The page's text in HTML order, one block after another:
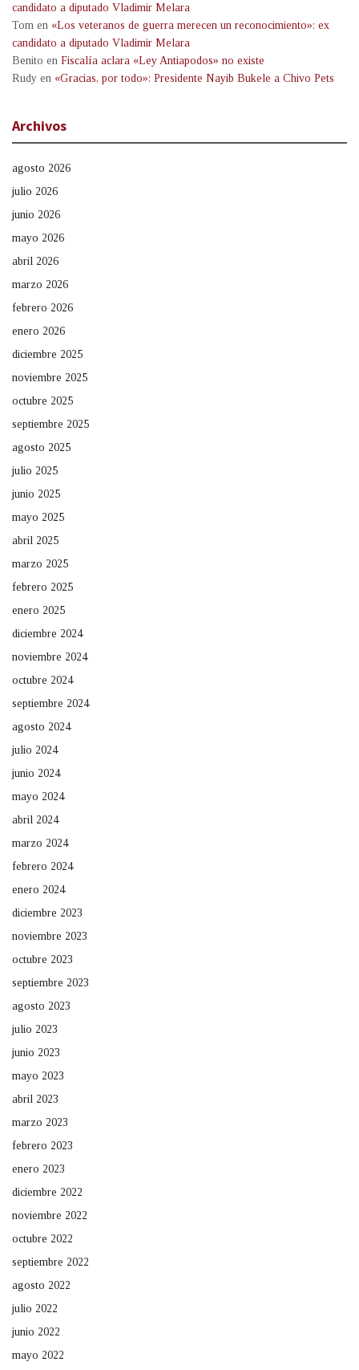
candidato a diputado Vladimir Melara
Tom en «Los veteranos de guerra merecen un reconocimiento»: ex
candidato a diputado Vladimir Melara
Benito en Fiscalía aclara «Ley Antiapodos» no existe
Rudy en «Gracias, por todo»: Presidente Nayib Bukele a Chivo Pets
Archivos
agosto 2026
julio 2026
junio 2026
mayo 2026
abril 2026
marzo 2026
febrero 2026
enero 2026
diciembre 2025
noviembre 2025
octubre 2025
septiembre 2025
agosto 2025
julio 2025
junio 2025
mayo 2025
abril 2025
marzo 2025
febrero 2025
enero 2025
diciembre 2024
noviembre 2024
octubre 2024
septiembre 2024
agosto 2024
julio 2024
junio 2024
mayo 2024
abril 2024
marzo 2024
febrero 2024
enero 2024
diciembre 2023
noviembre 2023
octubre 2023
septiembre 2023
agosto 2023
julio 2023
junio 2023
mayo 2023
abril 2023
marzo 2023
febrero 2023
enero 2023
diciembre 2022
noviembre 2022
octubre 2022
septiembre 2022
agosto 2022
julio 2022
junio 2022
mayo 2022